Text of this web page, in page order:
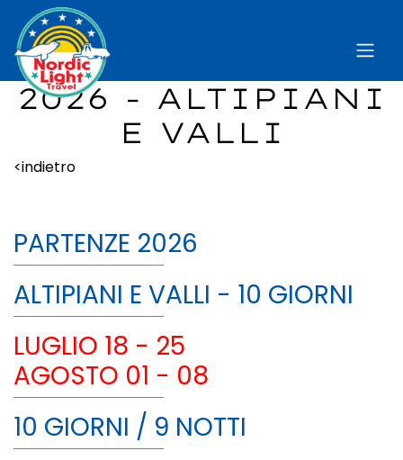
2026 - ALTIPIANI
E VALLI
<indietro
PARTENZE 2026
ALTIPIANI E VALLI - 10 GIORNI
LUGLIO 18 - 25
AGOSTO 01 - 08
10 GIORNI / 9 NOTTI